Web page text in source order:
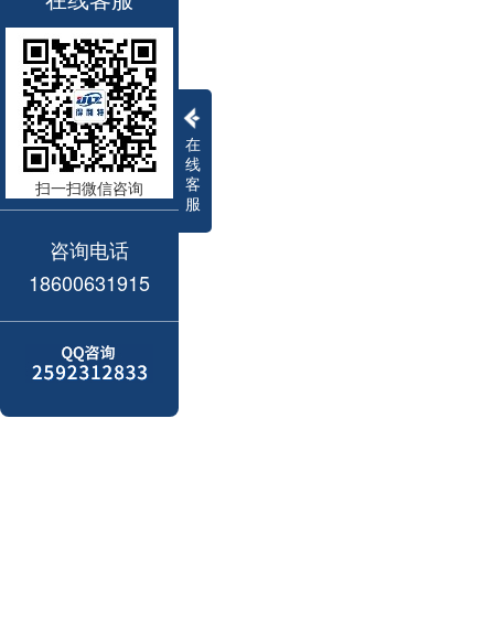
在
线
客
服
扫一扫微信咨询
咨询电话
18600631915